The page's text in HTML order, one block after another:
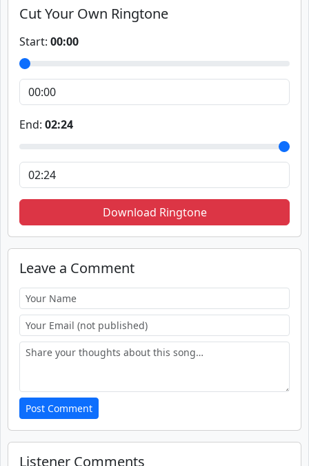
Cut Your Own Ringtone
Start: 00:00
End: 02:24
Download Ringtone
Leave a Comment
Post Comment
Listener Comments